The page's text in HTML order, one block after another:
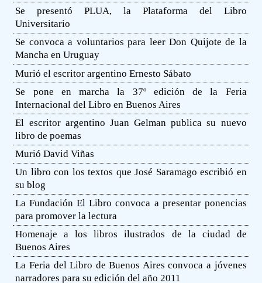
Se presentó PLUA, la Plataforma del Libro
Universitario
Se convoca a voluntarios para leer Don Quijote de la
Mancha en Uruguay
Murió el escritor argentino Ernesto Sábato
Se pone en marcha la 37º edición de la Feria
Internacional del Libro en Buenos Aires
El escritor argentino Juan Gelman publica su nuevo
libro de poemas
Murió David Viñas
Un libro con los textos que José Saramago escribió en
su blog
La Fundación El Libro convoca a presentar ponencias
para promover la lectura
Homenaje a los libros ilustrados de la ciudad de
Buenos Aires
La Feria del Libro de Buenos Aires convoca a jóvenes
narradores para su edición del año 2011